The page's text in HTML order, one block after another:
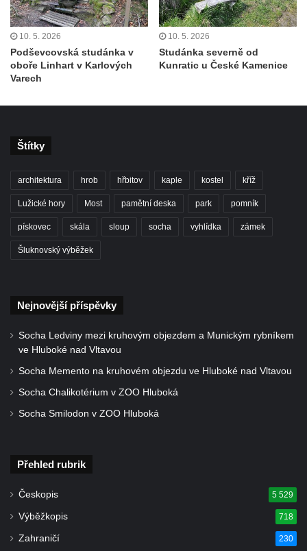
10. 5. 2026
Podševcovská studánka v
oboře Linhart v Karlových
Varech
10. 5. 2026
Studánka severně od
Kunratic u České Kamenice
Štítky
architektura hrob hřbitov kaple kostel kříž
Lužické hory Most pamětní deska park pomník
pískovec skála sloup socha vyhlídka zámek
Šluknovský výběžek
Nejnovější příspěvky
Socha Ledviny mezi kruhovým objezdem a Munickým rybníkem
ve Hluboké nad Vltavou
Socha Memento na kruhovém objezdu ve Hluboké nad Vltavou
Socha Chalikotérium v ZOO Hluboká
Socha Smilodon v ZOO Hluboká
Přehled rubrik
Českopis 5 529
Výběžkopis 718
Zahraničí 230